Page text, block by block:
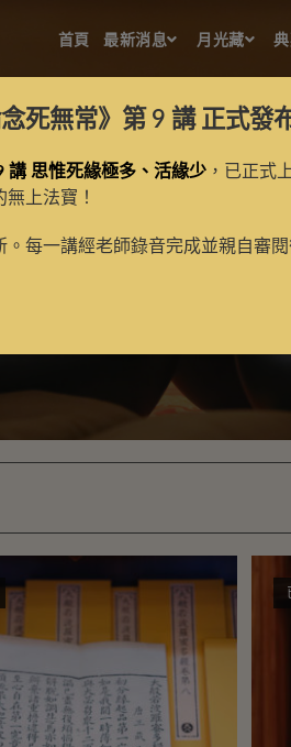
首頁 最新消息 月光藏
單筆
念死無常》第 9 講正式發
講 思惟死緣極多、活緣少，已正式
上法寶！
每一講經老師錄音完成並親自審